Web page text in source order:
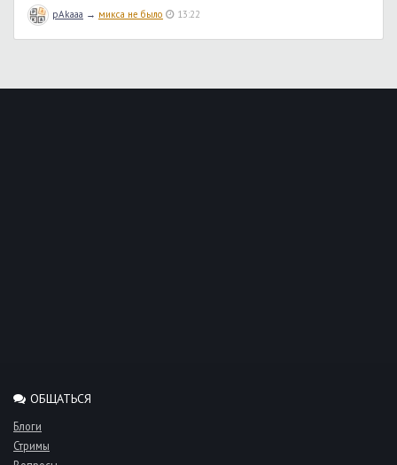
pAkaaa → микса не было 13:22
ОБЩАТЬСЯ
Блоги
Стримы